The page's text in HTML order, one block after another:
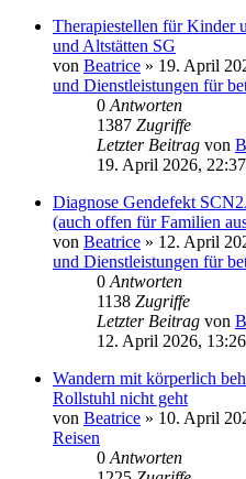
Therapiestellen für Kinder
und Altstätten SG
von Beatrice » 19. April
und Dienstleistungen für
0 Antworten
1387 Zugriffe
Letzter Beitrag von
19. April 2026, 22:37
Diagnose Gendefekt
(auch offen für Familien
von Beatrice » 12. April
und Dienstleistungen für
0 Antworten
1138 Zugriffe
Letzter Beitrag von
12. April 2026, 13:26
Wandern mit körperlich
Rollstuhl nicht geht
von Beatrice » 10. April
Reisen
0 Antworten